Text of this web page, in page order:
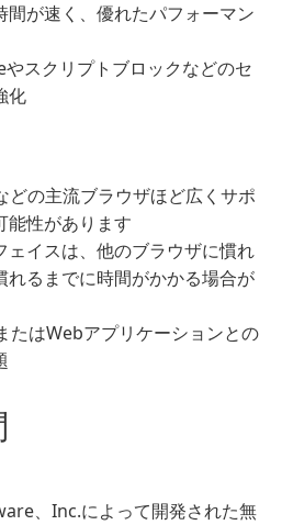
間が速く、優れたパフォーマン
スクリプトブロックなどのセ
化
の主流ブラウザほど広くサポ
能性があります
ェイスは、他のブラウザに慣れ
れるまでに時間がかかる場合が
たはWebアプリケーションとの
、Inc.によって開発された無